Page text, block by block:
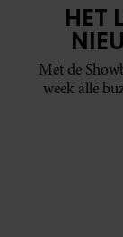
HET
Met de
week alle